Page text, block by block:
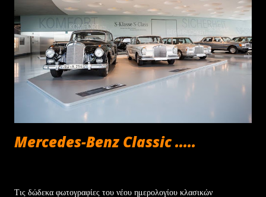
την αγορά ενός νέου Jeep. Με βάση αυτά τα δεδομένα, το Jeep
Avenger στην έκδοση με τον κινητήρα 100 HP γίνεται δικό σας με
μόνο €252/μήνα , ενώ για τα Renegade και Compass e-Hybrid
των 130 HP η δόση διαμορφώνεται στα €294 και €361 αντίστοιχα.
Να σημειωθεί ότι το πρόγραμμα συνοδεύεται από την 4ετή εγγύηση
για τα μηχανικά μέρη, καθ...
Mercedes-Benz Classic .....
Τις δώδεκα φωτογραφίες του νέου ημερολογίου κλασικών